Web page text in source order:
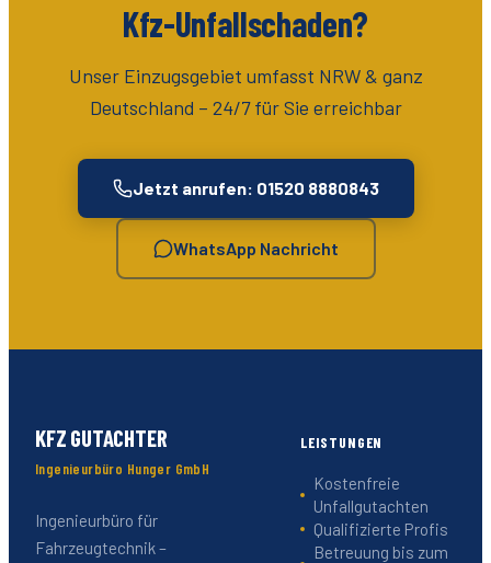
Kfz-Unfallschaden?
Unser Einzugsgebiet umfasst NRW & ganz
Deutschland – 24/7 für Sie erreichbar
Jetzt anrufen: 01520 8880843
WhatsApp Nachricht
KFZ GUTACHTER
Ingenieurbüro Hunger GmbH
Ingenieurbüro für
Fahrzeugtechnik –
LEISTUNGEN
Kostenfreie
Unfallgutachten
Qualifizierte Profis
Betreuung bis zum